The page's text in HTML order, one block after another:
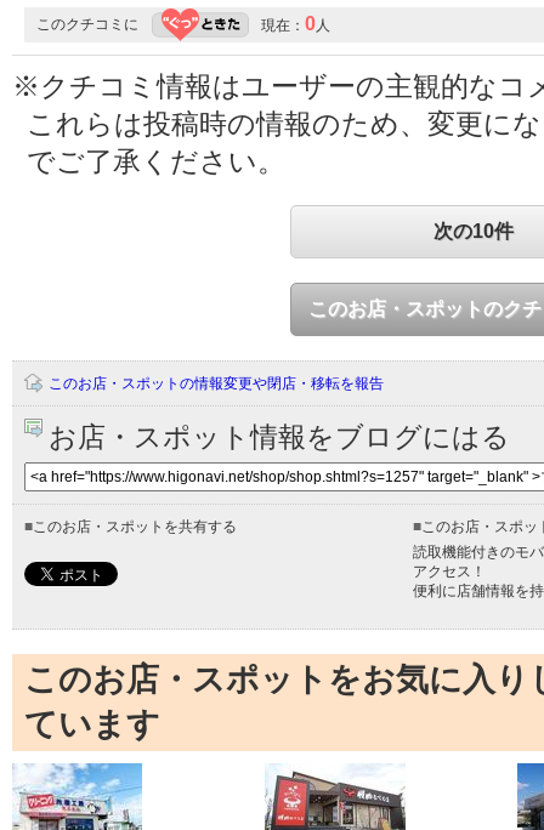
このクチコミに 現在： 0人
※クチコミ情報はユーザーの主観的なコ
これらは投稿時の情報のため、変更に
でご了承ください。
次の10件
このお店・スポットのク
このお店・スポットの情報変更や閉店・移転を報告
お店・スポット情報をブログにはる
■このお店・スポットを共有する ■このお店・スポッ
読取機能付きのモ
アクセス！
便利に店舗情報を
このお店・スポットをお気に入
ています